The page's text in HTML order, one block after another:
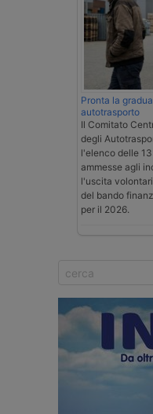
Pronta la
autotrasporto
Il Comitato
degli
l'elenco delle
ammesse agli
l'uscita
del bando
per il 2026.